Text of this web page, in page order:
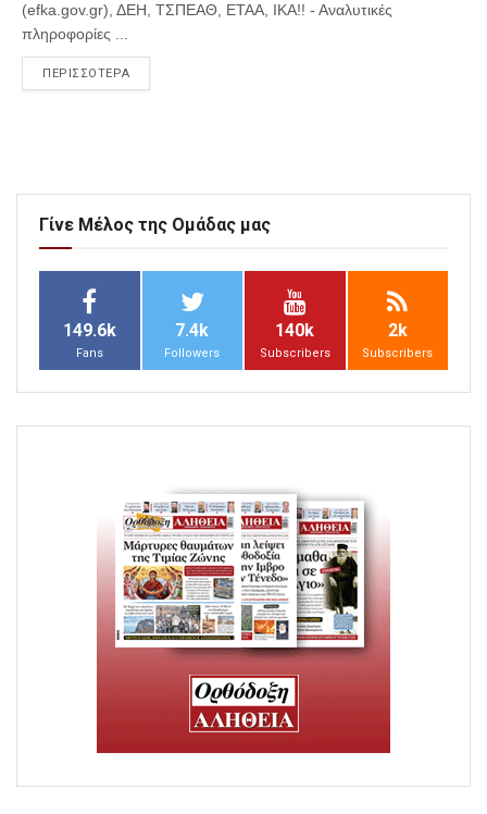
(efka.gov.gr), ΔΕΗ, ΤΣΠΕΑΘ, ΕΤΑΑ, ΙΚΑ!! - Αναλυτικές
πληροφορίες ...
ΠΕΡΙΣΣΟΤΕΡΑ
Γίνε Μέλος της Ομάδας μας
149.6k
Fans
7.4k
Followers
140k
Subscribers
2k
Subscribers